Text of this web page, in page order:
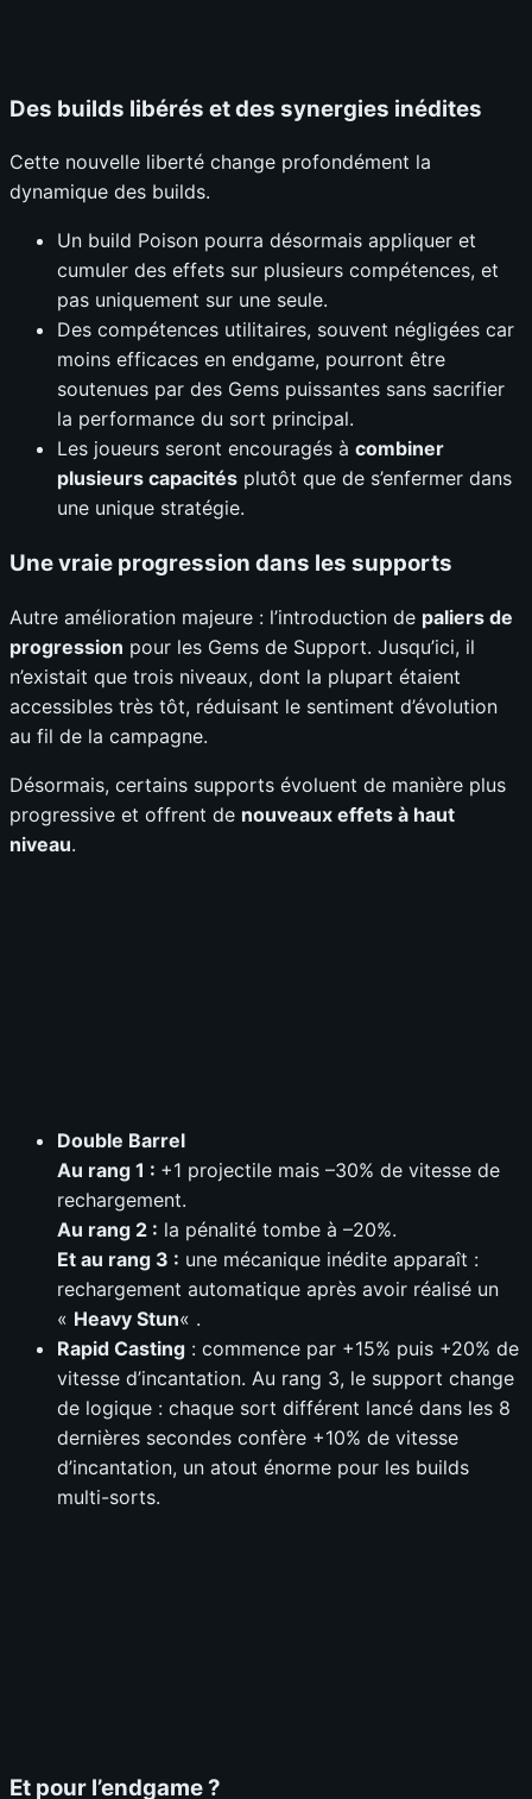
Des builds libérés et des synergies inédites
Cette nouvelle liberté change profondément la
dynamique des builds.
Un build Poison pourra désormais appliquer et
cumuler des effets sur plusieurs compétences, et
pas uniquement sur une seule.
Des compétences utilitaires, souvent négligées car
moins efficaces en endgame, pourront être
soutenues par des Gems puissantes sans sacrifier
la performance du sort principal.
Les joueurs seront encouragés à combiner
plusieurs capacités plutôt que de s’enfermer dans
une unique stratégie.
Une vraie progression dans les supports
Autre amélioration majeure : l’introduction de paliers de
progression pour les Gems de Support. Jusqu’ici, il
n’existait que trois niveaux, dont la plupart étaient
accessibles très tôt, réduisant le sentiment d’évolution
au fil de la campagne.
Désormais, certains supports évoluent de manière plus
progressive et offrent de nouveaux effets à haut
niveau.
Double Barrel
Au rang 1 : +1 projectile mais –30% de vitesse de
rechargement.
Au rang 2 : la pénalité tombe à –20%.
Et au rang 3 : une mécanique inédite apparaît :
rechargement automatique après avoir réalisé un
« Heavy Stun« .
Rapid Casting : commence par +15% puis +20% de
vitesse d’incantation. Au rang 3, le support change
de logique : chaque sort différent lancé dans les 8
dernières secondes confère +10% de vitesse
d’incantation, un atout énorme pour les builds
multi-sorts.
Et pour l’endgame ?